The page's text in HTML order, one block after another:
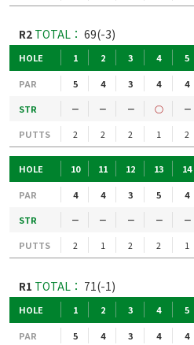
R2 TOTAL： 69(-3)
HOLE 1 2 3 4 5
PAR 5 4 3 4 4
STR
－ － － ○ －
PUTTS
2 2 2 1 2
HOLE 10 11 12 13 14
PAR 4 4 3 5 4
STR
－ － － － －
PUTTS
2 1 2 2 1
R1 TOTAL： 71(-1)
HOLE 1 2 3 4 5
PAR 5 4 3 4 4